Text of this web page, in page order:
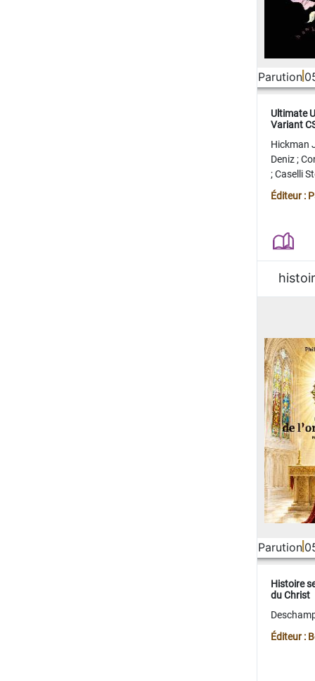
Parution
Ultimate
Variant
Hickman
Deniz;
;Caselli
Juan
Éditeur :
Parution
Histoire
du Christ
Éditeur :